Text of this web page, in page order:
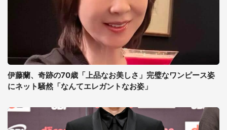
伊藤蘭、奇跡の70歳「上品なお美しさ」完璧なワンピース姿
にネット騒然「なんてエレガントなお姿」